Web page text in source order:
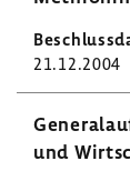
21.12.2004
und